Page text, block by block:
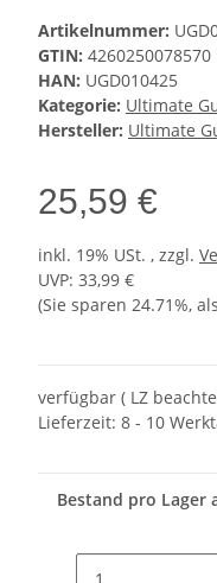
Artikelnummer:
GTIN: 4260250078570
HAN: UGD010425
Kategorie: Ultimate
Hersteller: Ultimate
25,59 €
inkl. 19% USt. , zzgl.
UVP: 33,99 €
(Sie sparen 24.71%,
verfügbar ( LZ
Lieferzeit: 8 - 10
Bestand pro Lager